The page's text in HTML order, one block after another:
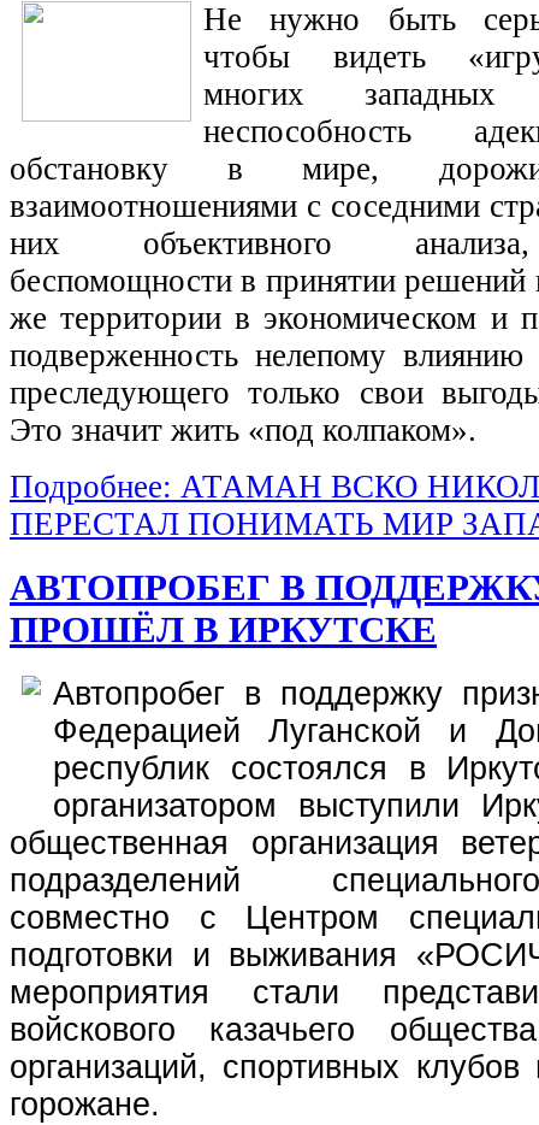
Не нужно быть
чтобы видеть
многих западных
неспособность
обстановку в мире,
взаимоотношениями с соседними
них объективного
беспомощности в принятии решений
же территории в экономическом и
подверженность нелепому
преследующего только свои
Это значит жить «под колпаком».
Подробнее: АТАМАН ВСКО
ПЕРЕСТАЛ ПОНИМАТЬ МИР
АВТОПРОБЕГ В
ПРОШЁЛ В ИРКУТСКЕ
Автопробег в поддержку
Федерацией Луганской и
республик состоялся в
организатором выступили
общественная организация
подразделений
совместно с Центром
подготовки и выживания
мероприятия стали
войскового казачьего
организаций, спортивных
горожане.